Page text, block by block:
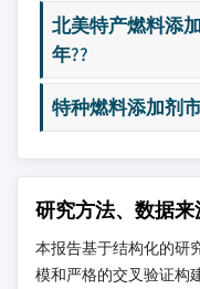
北美特产燃料添
年??
特种燃料添加剂
研究方法、数据
本报告基于结构化的研
模和严格的交叉验证构